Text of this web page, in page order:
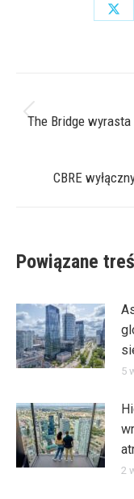
wpisów
The Bridge
CBRE
Powiązane
5
2